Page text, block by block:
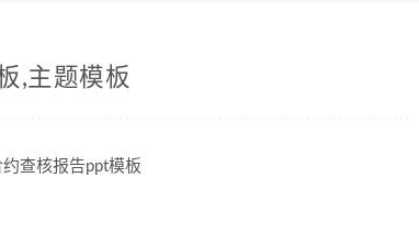
,主题模板